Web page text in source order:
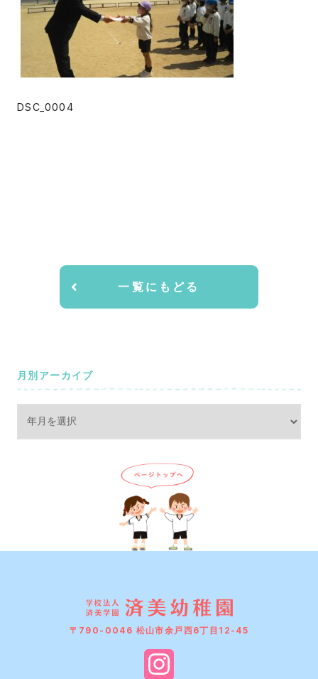
DSC_0004
一覧にもどる
月別アーカイブ
〒790-0046 松山市余戸西6丁目12-45